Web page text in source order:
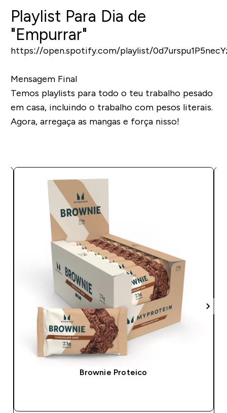
Playlist Para Dia de
"Empurrar"
https://open.spotify.com/playlist/
Mensagem Final
Temos playlists para todo o teu trabalho pesado
em casa, incluindo o trabalho com pesos literais.
Agora, arregaça as mangas e força nisso!
Brownie Proteico